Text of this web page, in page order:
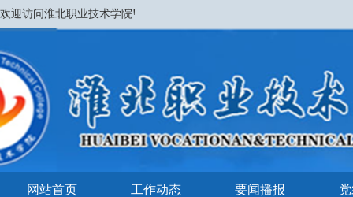
欢迎访问淮北职业技术学院!
网站首页 工作动态 要闻播报